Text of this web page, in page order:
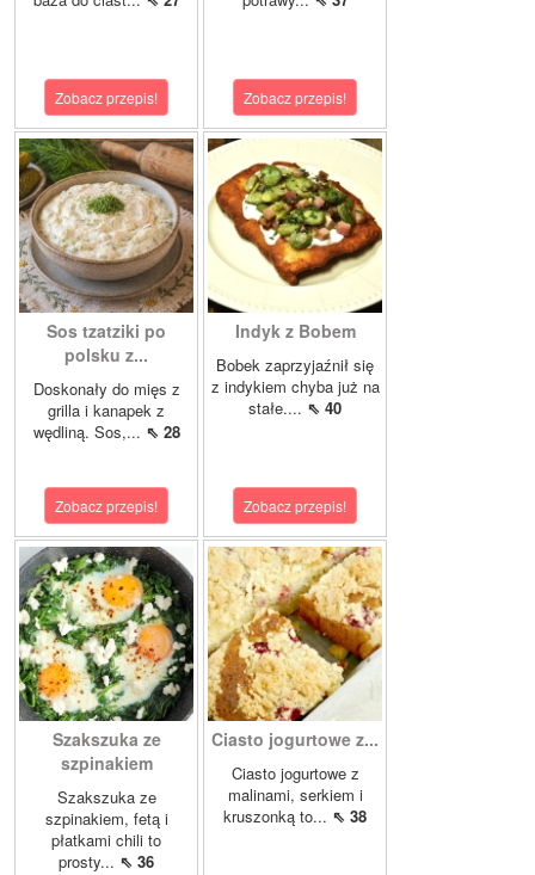
Zobacz przepis! Zobacz przepis!
Sos tzatziki po
polsku z...
Doskonały do mięs z
grilla i kanapek z
wędliną. Sos,... ⇖ 28
Zobacz przepis!
Indyk z Bobem
Bobek zaprzyjaźnił się
z indykiem chyba już na
stałe.... ⇖ 40
Zobacz przepis!
Szakszuka ze
szpinakiem
Szakszuka ze
szpinakiem, fetą i
płatkami chili to
prosty... ⇖ 36
Ciasto jogurtowe z...
Ciasto jogurtowe z
malinami, serkiem i
kruszonką to... ⇖ 38